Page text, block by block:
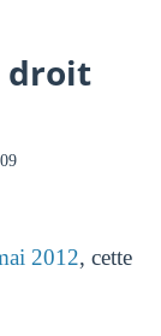
droit
2012, cette